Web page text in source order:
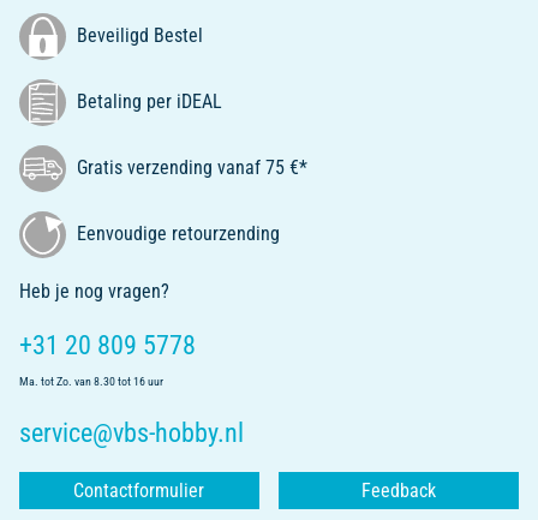
Beveiligd Bestel
Betaling per iDEAL
Gratis verzending vanaf 75 €*
Eenvoudige retourzending
Heb je nog vragen?
+31 20 809 5778
Ma. tot Zo. van 8.30 tot 16 uur
service@vbs-hobby.nl
Contactformulier Feedback